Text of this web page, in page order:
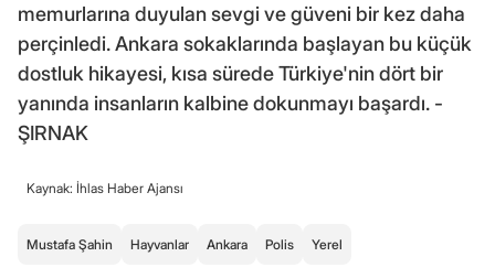
memurlarına duyulan sevgi ve güveni bir kez daha
perçinledi. Ankara sokaklarında başlayan bu küçük
dostluk hikayesi, kısa sürede Türkiye'nin dört bir
yanında insanların kalbine dokunmayı başardı. -
ŞIRNAK
Kaynak: İhlas Haber Ajansı
Mustafa Şahin Hayvanlar Ankara Polis Yerel